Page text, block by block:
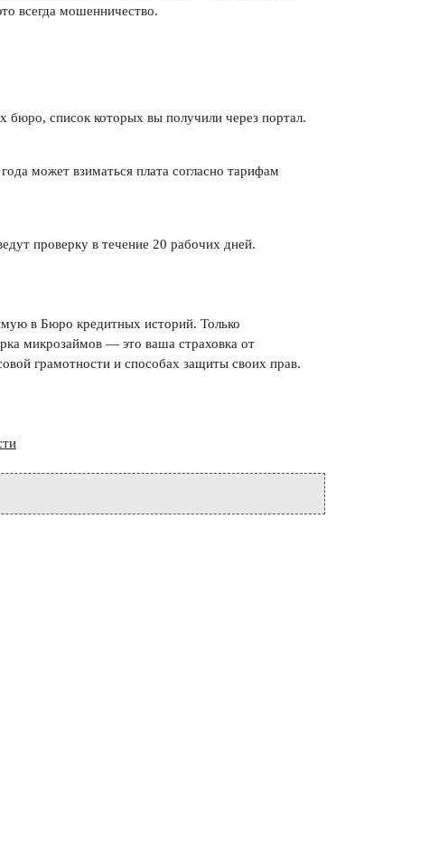
всегда мошенничество.
список которых вы получили через портал.
может взиматься плата согласно тарифам
проверку в течение 20 рабочих дней.
в Бюро кредитных историй. Только
микрозаймов — это ваша страховка от
грамотности и способах защиты своих прав.